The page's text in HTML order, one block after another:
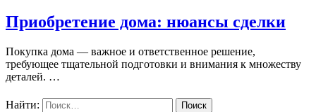
Приобретение дома: нюансы сделки
Покупка дома — важное и ответственное решение,
требующее тщательной подготовки и внимания к множеству
деталей. …
Найти: